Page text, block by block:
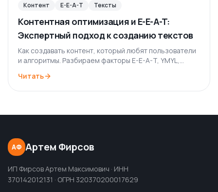
Контент E-E-A-T Тексты
Контентная оптимизация и E-E-A-T:
Экспертный подход к созданию текстов
Как создавать контент, который любят пользователи
и алгоритмы. Разбираем факторы E-E-A-T, YMYL,
Читать
АФ Артем Фирсов
ИП Фирсов Артем Максимович · ИНН
370142012131 · ОГРН 320370200017629